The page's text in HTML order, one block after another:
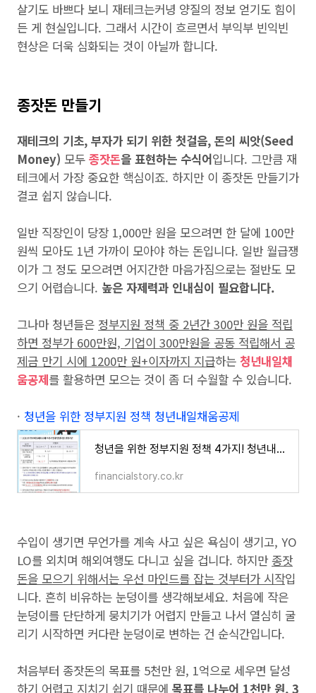
살기도 바쁘다 보니 재테크는커녕 양질의 정보 얻기도 힘이
든 게 현실입니다. 그래서 시간이 흐르면서 부익부 빈익빈
현상은 더욱 심화되는 것이 아닐까 합니다.
종잣돈 만들기
재테크의 기초, 부자가 되기 위한 첫걸음, 돈의 씨앗(Seed
Money) 모두 종잣돈을 표현하는 수식어입니다. 그만큼 재
테크에서 가장 중요한 핵심이죠. 하지만 이 종잣돈 만들기가
결코 쉽지 않습니다.
일반 직장인이 당장 1,000만 원을 모으려면 한 달에 100만
원씩 모아도 1년 가까이 모아야 하는 돈입니다. 일반 월급쟁
이가 그 정도 모으려면 어지간한 마음가짐으로는 절반도 모
으기 어렵습니다. 높은 자제력과 인내심이 필요합니다.
그나마 청년들은 정부지원 정책 중 2년간 300만 원을 적립
하면 정부가 600만원, 기업이 300만원을 공동 적립해서 공
제금 만기 시에 1200만 원+이자까지 지급하는 청년내일채
움공제를 활용하면 모으는 것이 좀 더 수월할 수 있습니다.
· 청년을 위한 정부지원 정책 청년내일채움공제
청년을 위한 정부지원 정책 4가지! 청년내일채움공제,소득세감면,청약통장,청년도전지원사업
financialstory.co.kr
수입이 생기면 무언가를 계속 사고 싶은 욕심이 생기고, YO
LO를 외치며 해외여행도 다니고 싶을 겁니다. 하지만종잣
돈을 모으기 위해서는 우선 마인드를 잡는 것부터가 시작입
니다. 흔히 비유하는 눈덩이를 생각해보세요. 처음에 작은
눈덩이를 단단하게 뭉치기가 어렵지 만들고 나서 열심히 굴
리기 시작하면 커다란 눈덩이로 변하는 건 순식간입니다.
처음부터 종잣돈의 목표를 5천만 원, 1억으로 세우면 달성
하기 어렵고 지치기 쉽기 때문에 목표를 나누어 1천만 원, 3